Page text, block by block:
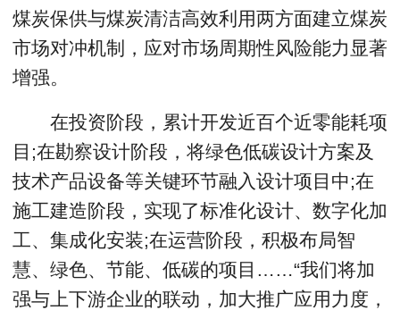
煤炭保供与煤炭清洁高效利用两方面建立煤炭
市场对冲机制，应对市场周期性风险能力显著
增强。
在投资阶段，累计开发近百个近零能耗项
目;在勘察设计阶段，将绿色低碳设计方案及
技术产品设备等关键环节融入设计项目中;在
施工建造阶段，实现了标准化设计、数字化加
工、集成化安装;在运营阶段，积极布局智
慧、绿色、节能、低碳的项目……“我们将加
强与上下游企业的联动，加大推广应用力度，